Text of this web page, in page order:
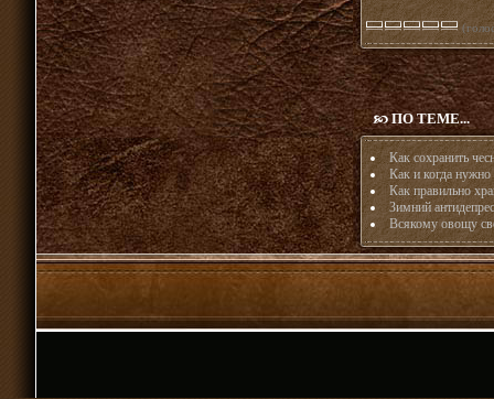
ПО ТЕМЕ...
Как сохранить
Как и когда
Как правильно
Зимний
Всякому овощу